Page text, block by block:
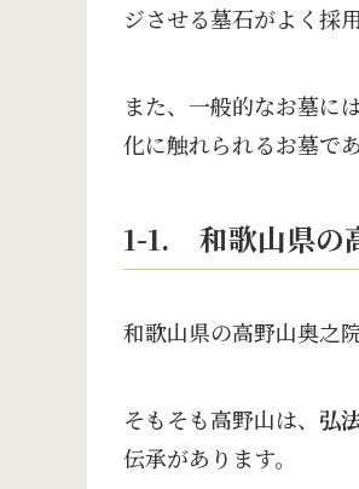
ジさせる墓石がよく採
また、一般的なお墓に
化に触れられるお墓で
1-1. 和歌山県の
和歌山県の高野山奥之
そもそも高野山は、 弘
伝承があります。